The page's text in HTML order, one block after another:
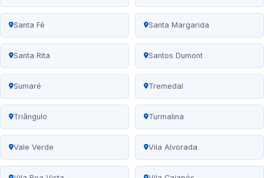
Santa Fé Santa Margarida
Santa Rita Santos Dumont
Sumaré Tremedal
Triângulo Turmalina
Vale Verde Vila Alvorada